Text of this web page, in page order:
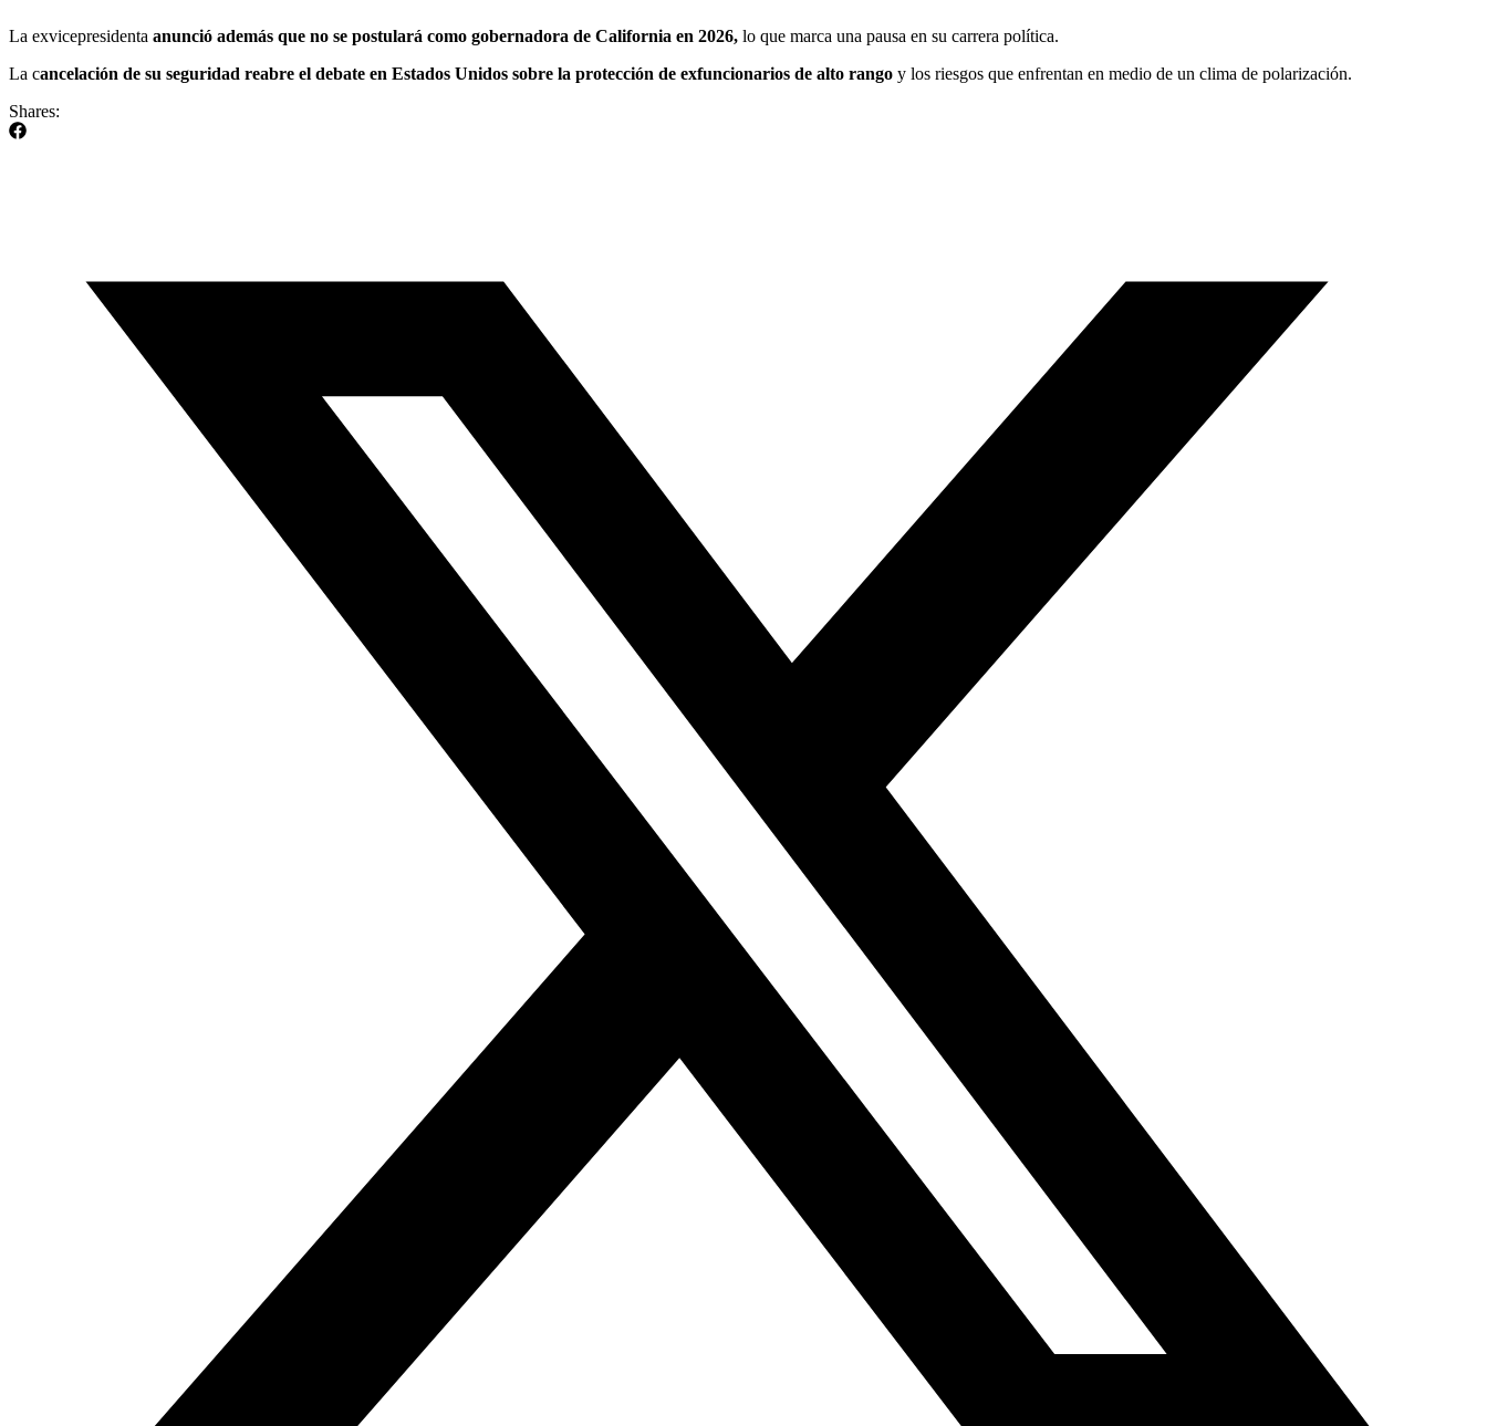
La exvicepresidenta anunció además que no se postulará como gobernadora de California en 2026, lo que marca una pausa en su carrera política.
La cancelación de su seguridad reabre el debate en Estados Unidos sobre la protección de exfuncionarios de alto rango y los riesgos que enfrentan en medio de un clima de polarización.
Shares: